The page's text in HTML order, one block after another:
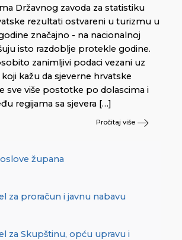
Državnog zavoda za statistiku
rezultati ostvareni u turizmu u
značajno - na nacionalnoj
isto razdoblje protekle godine.
zanimljivi podaci vezani uz
kažu da sjeverne hrvatske
sve više postotke po dolascima i
regijama sa sjevera […]
Pročitaj više
župana
za proračun i javnu nabavu
za Skupštinu, opću upravu i